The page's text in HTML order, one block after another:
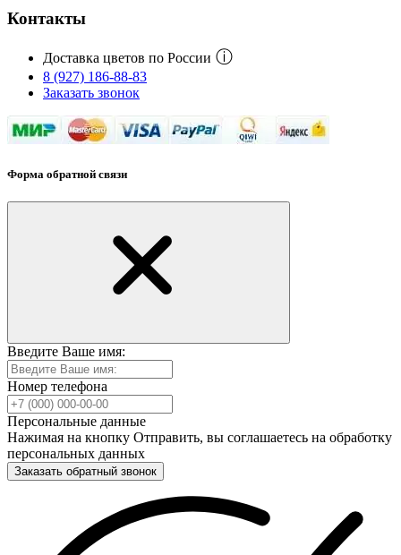
Контакты
Доставка цветов по России ⓘ
8 (927) 186-88-83
Заказать звонок
Форма обратной связи
Введите Ваше имя:
Номер телефона
Персональные данные
Нажимая на кнопку Отправить, вы соглашаетесь на обработку
персональных данных
Заказать обратный звонок